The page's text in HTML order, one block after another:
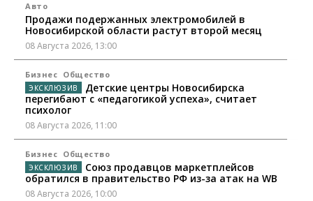
Авто
Продажи подержанных электромобилей в
Новосибирской области растут второй месяц
08 Августа 2026, 13:00
Бизнес Общество
Детские центры Новосибирска
перегибают с «педагогикой успеха», считает
психолог
08 Августа 2026, 11:00
Бизнес Общество
Союз продавцов маркетплейсов
обратился в правительство РФ из-за атак на WB
08 Августа 2026, 10:00